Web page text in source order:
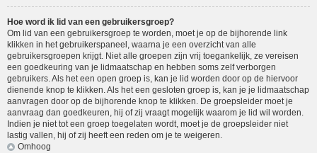
Hoe word ik lid van een gebruikersgroep?
Om lid van een gebruikersgroep te worden, moet je op de bijhorende link
klikken in het gebruikerspaneel, waarna je een overzicht van alle
gebruikersgroepen krijgt. Niet alle groepen zijn vrij toegankelijk, ze vereisen
een goedkeuring van je lidmaatschap en hebben soms zelf verborgen
gebruikers. Als het een open groep is, kan je lid worden door op de hiervoor
dienende knop te klikken. Als het een gesloten groep is, kan je je lidmaatschap
aanvragen door op de bijhorende knop te klikken. De groepsleider moet je
aanvraag dan goedkeuren, hij of zij vraagt mogelijk waarom je lid wil worden.
Indien je niet tot een groep toegelaten wordt, moet je de groepsleider niet
lastig vallen, hij of zij heeft een reden om je te weigeren.
Omhoog